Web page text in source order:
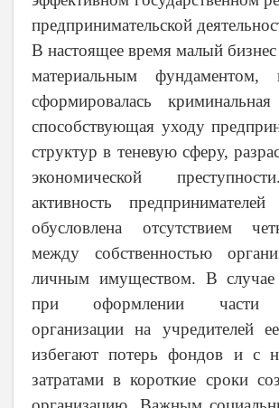
предпринимательской
В настоящее время малый бизнес
материальным фундаментом,
сформировалась криминальная
способствующая уходу
структур в теневую сферу,
экономической
активность
обусловлена отсутствием
между собственностью
личным имуществом. В случае
при оформлении части
организации на учредителей
избегают потерь фондов и с
затратами в короткие сроки